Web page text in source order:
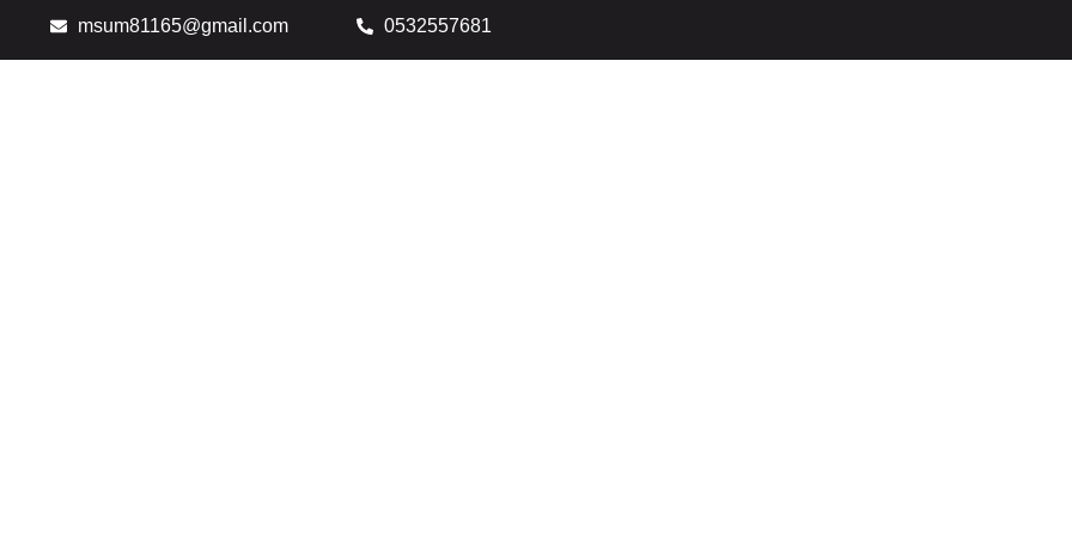
msum81165@gmail.com 0532557681